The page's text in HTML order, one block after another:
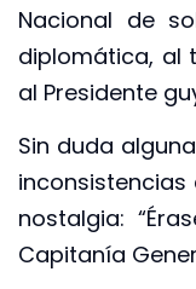
Nacional de
diplomática, al
al Presidente
Sin duda
nostalgia:
Capitanía